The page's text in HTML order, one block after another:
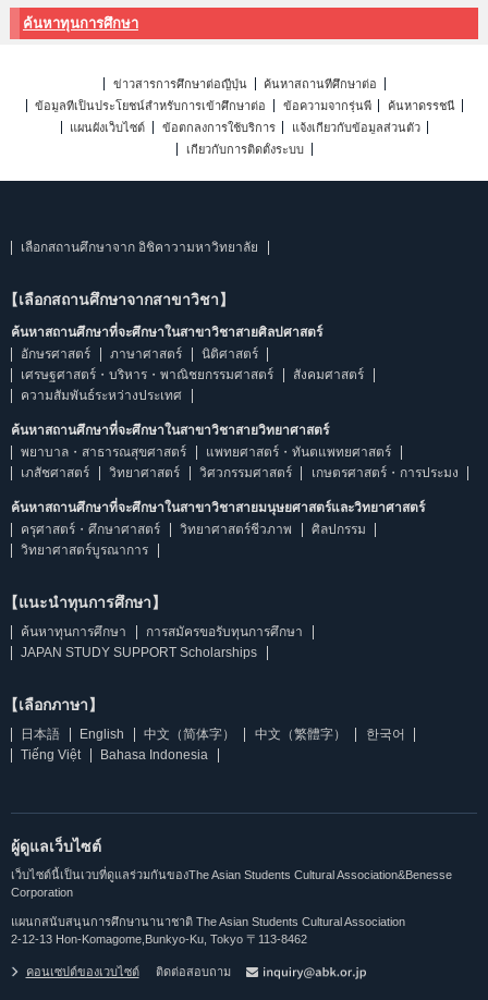
ค้นหาทุนการศึกษา
ข่าวสารการศึกษาต่อญี่ปุ่น
ค้นหาสถานที่ศึกษาต่อ
ข้อมูลที่เป็นประโยชน์สำหรับการเข้าศึกษาต่อ
ข้อความจากรุ่นพี่
ค้นหาดรรชนี
แผนผังเว็บไซต์
ข้อตกลงการใช้บริการ
แจ้งเกี่ยวกับข้อมูลส่วนตัว
เกี่ยวกับการติดตั้งระบบ
เลือกสถานศึกษาจาก อิชิคาวามหาวิทยาลัย
【เลือกสถานศึกษาจากสาขาวิชา】
ค้นหาสถานศึกษาที่จะศึกษาในสาขาวิชาสายศิลปศาสตร์
อักษรศาสตร์
ภาษาศาสตร์
นิติศาสตร์
เศรษฐศาสตร์・บริหาร・พาณิชยกรรมศาสตร์
สังคมศาสตร์
ความสัมพันธ์ระหว่างประเทศ
ค้นหาสถานศึกษาที่จะศึกษาในสาขาวิชาสายวิทยาศาสตร์
พยาบาล・สาธารณสุขศาสตร์
แพทยศาสตร์・ทันตแพทยศาสตร์
เภสัชศาสตร์
วิทยาศาสตร์ วิศวกรรมศาสตร์ เกษตรศาสตร์・การประมง
ค้นหาสถานศึกษาที่จะศึกษาในสาขาวิชาสายมนุษยศาสตร์และวิทยาศาสตร์
ครุศาสตร์・ศึกษาศาสตร์
วิทยาศาสตร์ชีวภาพ
ศิลปกรรม
วิทยาศาสตร์บูรณาการ
【แนะนำทุนการศึกษา】
ค้นหาทุนการศึกษา
การสมัครขอรับทุนการศึกษา
JAPAN STUDY SUPPORT Scholarships
【เลือกภาษา】
日本語 English 中文（简体字） 中文（繁體字）
한국어
Tiếng Việt
Bahasa Indonesia
ผู้ดูแลเว็บไซต์
เว็บไซต์นี้เป็นเวบที่ดูแลร่วมกันของThe Asian Students Cultural Association&Benesse
Corporation
แผนกสนับสนุนการศึกษานานาชาติ The Asian Students Cultural Association
2-12-13 Hon-Komagome,Bunkyo-Ku, Tokyo 〒113-8462
คอนเซปต์ของเวบไซต์ ติดต่อสอบถาม